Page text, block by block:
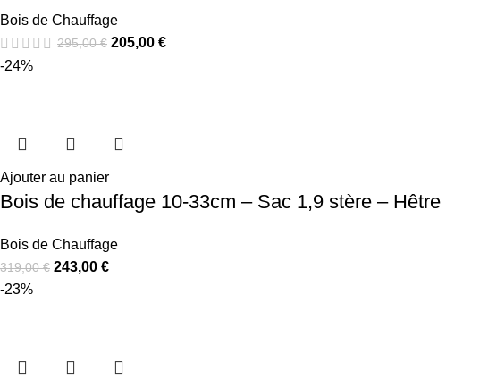
Bois de Chauffage
295,00€ 205,00 €
-24%
Ajouter au panier
Bois de chauffage 10-33cm – Sac 1,9 stère – Hêtre
Bois de Chauffage
319,00€ 243,00 €
-23%